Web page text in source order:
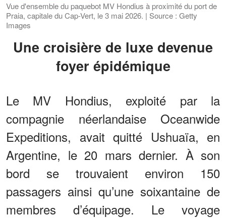
Vue d'ensemble du paquebot MV Hondius à proximité du port de
Praia, capitale du Cap-Vert, le 3 mai 2026. | Source : Getty
Images
Une croisière de luxe devenue
foyer épidémique
Le MV Hondius, exploité par la
compagnie néerlandaise Oceanwide
Expeditions, avait quitté Ushuaïa, en
Argentine, le 20 mars dernier. À son
bord se trouvaient environ 150
passagers ainsi qu’une soixantaine de
membres d’équipage. Le voyage